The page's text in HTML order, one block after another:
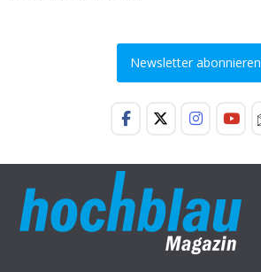
Newsletter abonnieren